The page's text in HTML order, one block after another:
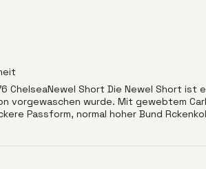
Short Die Newel Short ist
vorgewaschen wurde. Mit gewebtem
Passform, normal hoher Bund